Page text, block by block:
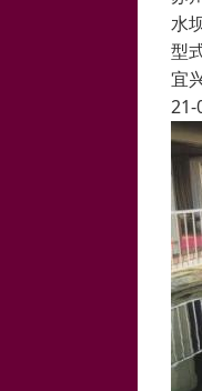
水
型
宜
21-